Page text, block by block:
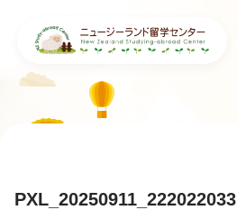
PXL_20250911_222022033